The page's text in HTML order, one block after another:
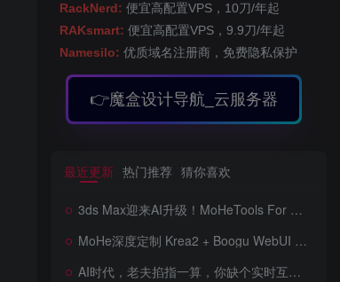
RackNerd: 便宜高配置VPS，10刀/年起
RAKsmart: 便宜高配置VPS，9.9刀/年起
Namesilo: 优质域名注册商，免费隐私保护
👉魔盒设计导航_云服务器
最近更新 热门推荐 猜你喜欢
3ds Max迎来AI升级！MoHeTools For 3ds Max 2012 ~ 2026 智能工具箱插件发布，支持AI 3D建模、文生图、图生图、效果图生成，全面提升室内设计效率
MoHe深度定制 Krea2 + Boogu WebUI v2.0 重磅发布！专为 AI 室内设计师打造，一键切换定制工作流，彻底告别 ComfyUI 复杂节点，一键生图！
AI时代，老夫掐指一算，你缺个实时互动的 AI 赛博女友！无需 API、完全免费、实时语音互动，零延迟打造专属 AI 数字女友，附本地部署教程！